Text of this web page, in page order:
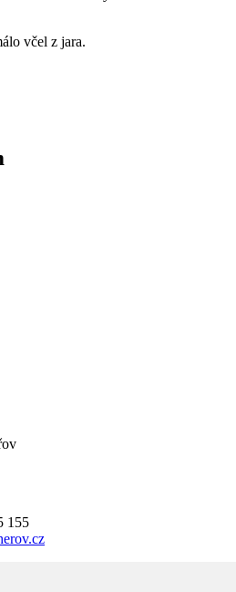
včel z jara.
155